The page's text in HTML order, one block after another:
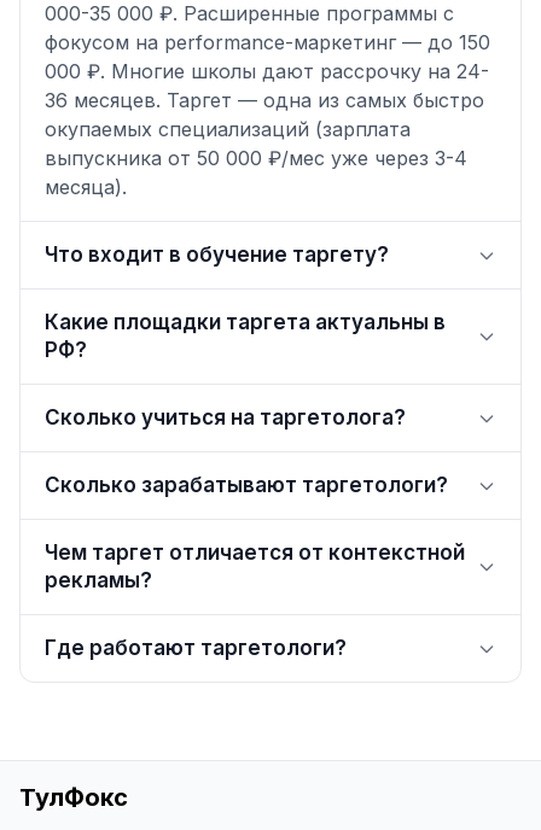
000-35 000 ₽. Расширенные программы с
фокусом на performance-маркетинг — до 150
000 ₽. Многие школы дают рассрочку на 24-
36 месяцев. Таргет — одна из самых быстро
окупаемых специализаций (зарплата
выпускника от 50 000 ₽/мес уже через 3-4
месяца).
Что входит в обучение таргету?
Какие площадки таргета актуальны в
РФ?
Сколько учиться на таргетолога?
Сколько зарабатывают таргетологи?
Чем таргет отличается от контекстной
рекламы?
Где работают таргетологи?
ТулФокс